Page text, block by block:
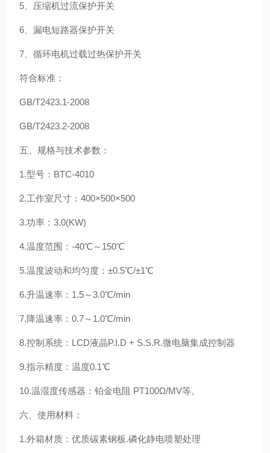
5、压缩机过流保护开关
6、漏电短路器保护开关
7、循环电机过载过热保护开关
符合标准：
GB/T2423.1-2008
GB/T2423.2-2008
五、规格与技术参数：
1.型号：BTC-4010
2.工作室尺寸：400×500×500
3.功率：3.0(KW)
4.温度范围：-40℃～150℃
5.温度波动和均匀度：±0.5℃/±1℃
6.升温速率：1.5～3.0℃/min
7.降温速率：0.7～1.0℃/min
8.控制系统：LCD液晶P.I.D + S.S.R.微电脑集成控制器
9.指示精度：温度0.1℃
10.温湿度传感器：铂金电阻 PT100Ω/MV等。
六、使用材料：
1.外箱材质：优质碳素钢板.磷化静电喷塑处理